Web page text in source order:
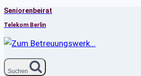
Zum
Inhalt
springen
Seniorenbeirat
Telekom Berlin
Suchen